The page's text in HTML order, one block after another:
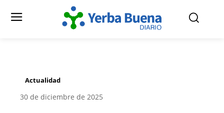
Actualidad
30 de diciembre de 2025